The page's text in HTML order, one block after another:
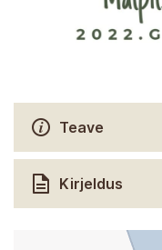
Teave
Kirjeldus